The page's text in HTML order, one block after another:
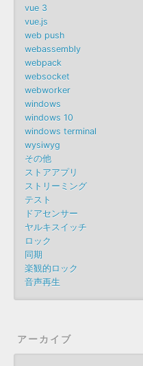
vue 3
vue.js
web push
webassembly
webpack
websocket
webworker
windows
windows 10
windows terminal
wysiwyg
その他
ストアアプリ
ストリーミング
テスト
ドアセンサー
ヤルキスイッチ
ロック
同期
楽観的ロック
音声再生
アーカイブ